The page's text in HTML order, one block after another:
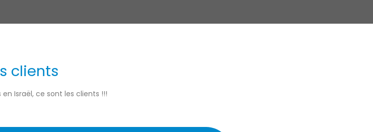
clients
Israël, ce sont les clients !!!